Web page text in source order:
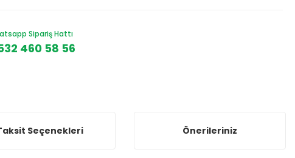
Sipariş Hattı
460 58 56
Seçenekleri Önerileriniz